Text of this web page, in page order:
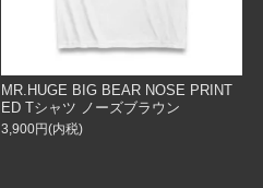
MR.HUGE BIG BEAR NOSE PRINT
ED Tシャツ ノーズブラウン
3,900円(内税)